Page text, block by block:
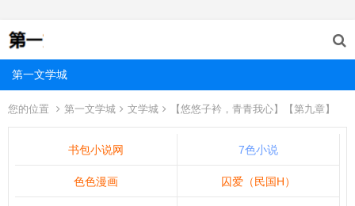
第一文学城
您的位置 第一文学城 文学城 【悠悠子衿，青青我心】【第九章】
书包小说网 7色小说
色色漫画 囚爱（民国H）